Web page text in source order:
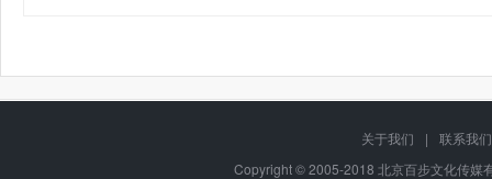
关于我们 |
联系我们
Copyright © 2005-2018 北京百步文化传